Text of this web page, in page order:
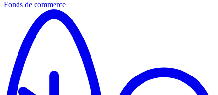
Fonds de commerce